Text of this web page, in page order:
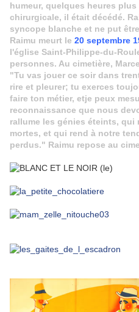
humeur, quelques heures
chirurgicale, il était décédé.
syncope blanche et ne put
Raimu meurt le 20 septembre
l'église Saint-Philippe-du-
personnes. Au cimetière,
"Tu vas jouer ce soir dans
rire et pleurer; tu exerces
faire ton métier, etje peux
reconnaissance que nous
rallume les génies éteints, qui
mortes, et qui rend à notre
perdus." Raimu repose au